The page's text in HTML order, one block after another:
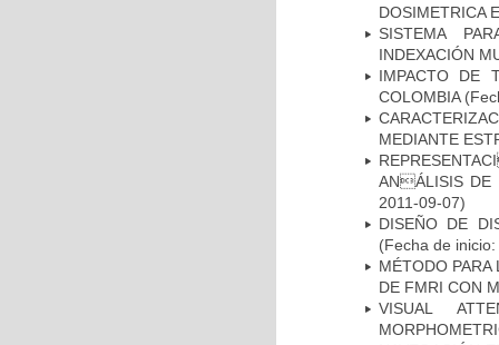
DOSIMETRICA
SISTEMA
INDEXACIÓN
IMPACTO DE
COLOMBIA
MEDIANTE
ANÁLISIS DE
2011-09-07)
DISEÑO DE
(Fecha de
MÉTODO PARA
DE FMRI CON
VISUAL